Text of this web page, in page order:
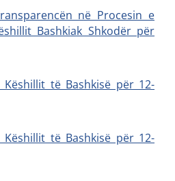
në Procesin e
Bashkiak Shkodër për
të Bashkisë për 12-
të Bashkisë për 12-